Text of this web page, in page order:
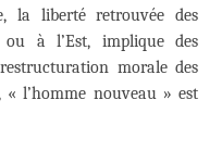
la liberté retrouvée des
à l’Est, implique des
morale des
« l’homme nouveau » est